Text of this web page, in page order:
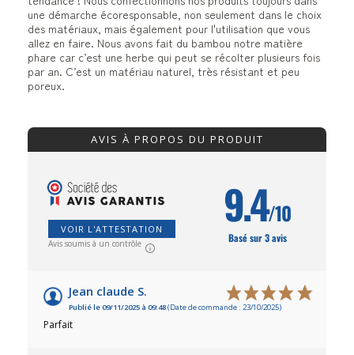
une démarche écoresponsable, non seulement dans le choix
des matériaux, mais également pour l'utilisation que vous
allez en faire. Nous avons fait du bambou notre matière
phare car c’est une herbe qui peut se récolter plusieurs fois
par an. C’est un matériau naturel, très résistant et peu
poreux.
AVIS À PROPOS DU PRODUIT
VOIR L'ATTESTATION
Avis soumis à un contrôle
9.4/10
Basé sur 3 avis
Jean claude S.
Publié le 09/11/2025 à 09:48(Date de commande : 23/10/2025)
Parfait